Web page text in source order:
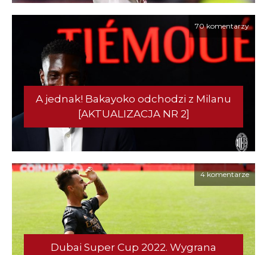
70 komentarzy
A jednak! Bakayoko odchodzi z Milanu
[AKTUALIZACJA NR 2]
4 komentarze
Dubai Super Cup 2022. Wygrana